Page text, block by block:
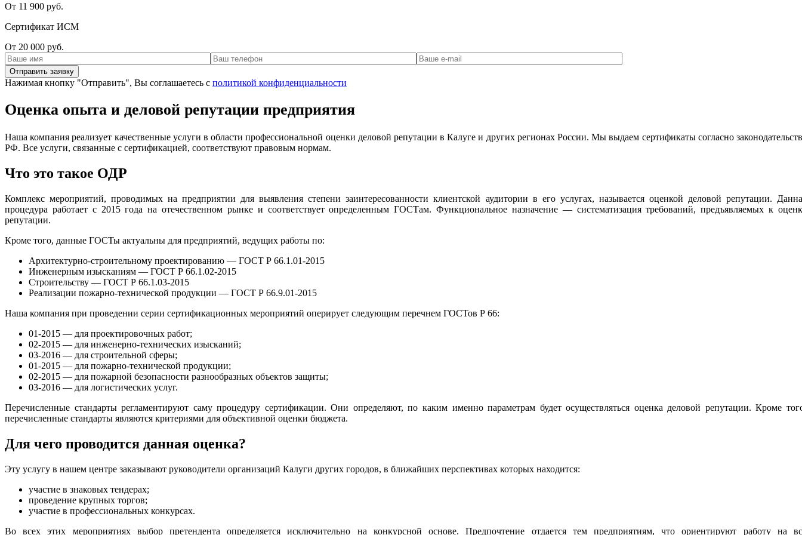
От 11 900 руб.
Сертификат ИСМ
От 20 000 руб.
Нажимая кнопку "Отправить", Вы соглашаетесь с политикой конфиденциальности
Оценка опыта и деловой репутации предприятия
Наша компания реализует качественные услуги в области профессиональной оценки деловой репутации в Калуге и других регионах России. Мы выдаем сертификаты согласно
РФ. Все услуги, связанные с сертификацией, соответствуют правовым нормам.
Что это такое ОДР
Комплекс мероприятий, проводимых на предприятии для выявления степени заинтересованности клиентской аудитории в его услугах, называется оценкой деловой репутации.
процедура работает с 2015 года на отечественном рынке и соответствует определенным ГОСТам. Функциональное назначение — систематизация требований, предъявляемых к
репутации.
Кроме того, данные ГОСТы актуальны для предприятий, ведущих работы по:
Архитектурно-строительному проектированию — ГОСТ Р 66.1.01-2015
Инженерным изысканиям — ГОСТ Р 66.1.02-2015
Строительству — ГОСТ Р 66.1.03-2015
Реализации пожарно-технической продукции — ГОСТ Р 66.9.01-2015
Наша компания при проведении серии сертификационных мероприятий оперирует следующим перечнем ГОСТов Р 66:
01-2015 — для проектировочных работ;
02-2015 — для инженерно-технических изысканий;
03-2016 — для строительной сферы;
01-2015 — для пожарно-технической продукции;
02-2015 — для пожарной безопасности разнообразных объектов защиты;
03-2016 — для логистических услуг.
Перечисленные стандарты регламентируют саму процедуру сертификации. Они определяют, по каким именно параметрам будет осуществляться оценка деловой репутации. Кроме
перечисленные стандарты являются критериями для объективной оценки бюджета.
Для чего проводится данная оценка?
Эту услугу в нашем центре заказывают руководители организаций Калуги других городов, в ближайших перспективах которых находится:
участие в знаковых тендерах;
проведение крупных торгов;
участие в профессиональных конкурсах.
Во всех этих мероприятиях выбор претендента определяется исключительно на конкурсной основе. Предпочтение отдается тем предприятиям, что ориентируют работу на